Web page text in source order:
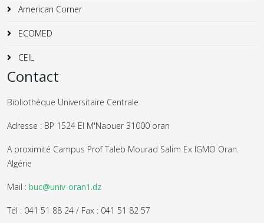
American Corner
ECOMED
CEIL
Contact
Bibliothèque Universitaire Centrale
Adresse : BP 1524 El M'Naouer 31000 oran
A proximité Campus Prof Taleb Mourad Salim Ex IGMO Oran.
Algérie
Mail : buc@univ-oran1.dz
Tél : 041 51 88 24 / Fax : 041 51 82 57